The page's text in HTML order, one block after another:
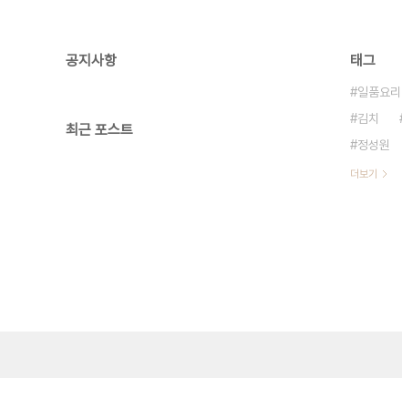
공지사항
최근 포스트
태그
일품요리
김치
정성원
더보기